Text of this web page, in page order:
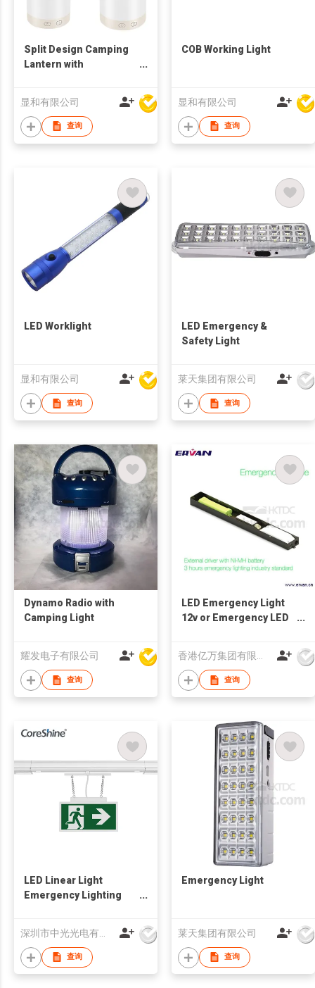
Split Design Camping
Lantern with
显和有限公司
查询
COB Working Light
显和有限公司
查询
LED Worklight
显和有限公司
查询
LED Emergency &
Safety Light
莱天集团有限公司
查询
Dynamo Radio with
Camping Light
耀发电子有限公司
查询
LED Emergency Light
12v or Emergency LED
香港亿万集团有限公司
查询
LED Linear Light
Emergency Lighting
查询
Emergency Light
莱天集团有限公司
查询